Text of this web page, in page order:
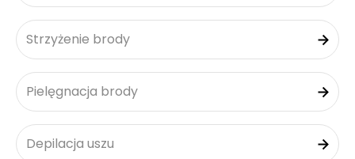
Strzyżenie brody
Pielęgnacja brody
Depilacja uszu